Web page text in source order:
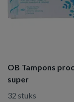
OB Tampons
super
32 stuks